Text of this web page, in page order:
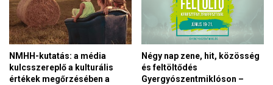
k
é
e
g
NMHH-kutatás: a média
kulcsszereplő a kulturális
értékek megőrzésében a
Négy nap zene, hit, közösség
és feltöltődés
Gyergyószentmiklóson –